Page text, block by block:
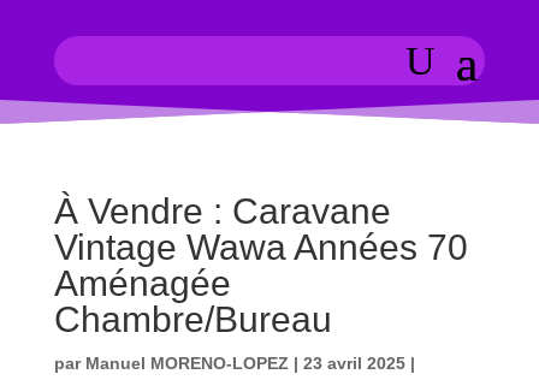
À Vendre : Caravane
Vintage Wawa Années 70
Aménagée
Chambre/Bureau
par Manuel MORENO-LOPEZ| 23 avril 2025|